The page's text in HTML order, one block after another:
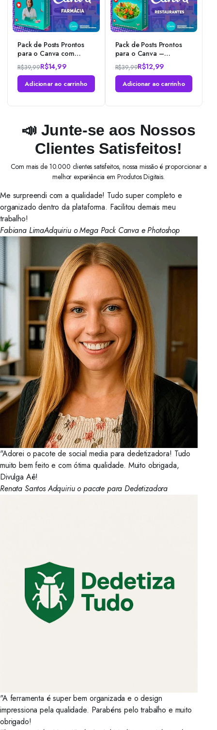
Pack de Posts Prontos
para o Canva com
Legendas – Farmácia –
Drogaria
R$39,99
O
preço
era:
R$14,99
O
preço
é:
Adicionar ao carrinho
Pack de Posts Prontos
para o Canva –
Restaurantes – Self-
service
R$39,99
O
preço
era:
R$12,99
O
preço
é:
Adicionar ao carrinho
📣 Junte-se aos Nossos
Clientes Satisfeitos!
Com mais de 10.000 clientes satisfeitos, nossa missão é proporcionar a
melhor experiência em Produtos Digitais.
Me surpreendi com a qualidade! Tudo super completo e
organizado dentro da plataforma. Facilitou demais meu
trabalho!
Fabiana LimaAdquiriu o Mega Pack Canva e Photoshop
"Adorei o pacote de social media para dedetizadora! Tudo
muito bem feito e com ótima qualidade. Muito obrigada,
Divulga Aê!
Renata SantosAdquiriu o pacote para Dedetizadora
"A ferramenta é super bem organizada e o design
impressiona pela qualidade. Parabéns pelo trabalho e muito
obrigado!